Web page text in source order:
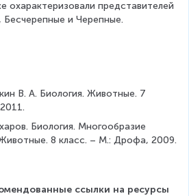
охарактеризовали представителей
и Черепные.
В. А. Биология. Животные. 7
Биология. Многообразие
8 класс. – М.: Дрофа, 2009.
ссылки на ресурсы